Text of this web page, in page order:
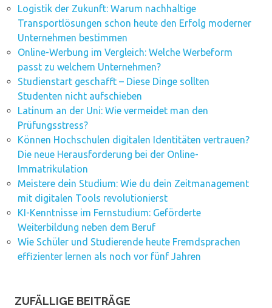
Logistik der Zukunft: Warum nachhaltige
Transportlösungen schon heute den Erfolg moderner
Unternehmen bestimmen
Online-Werbung im Vergleich: Welche Werbeform
passt zu welchem Unternehmen?
Studienstart geschafft – Diese Dinge sollten
Studenten nicht aufschieben
Latinum an der Uni: Wie vermeidet man den
Prüfungsstress?
Können Hochschulen digitalen Identitäten vertrauen?
Die neue Herausforderung bei der Online-
Immatrikulation
Meistere dein Studium: Wie du dein Zeitmanagement
mit digitalen Tools revolutionierst
KI-Kenntnisse im Fernstudium: Geförderte
Weiterbildung neben dem Beruf
Wie Schüler und Studierende heute Fremdsprachen
effizienter lernen als noch vor fünf Jahren
ZUFÄLLIGE BEITRÄGE